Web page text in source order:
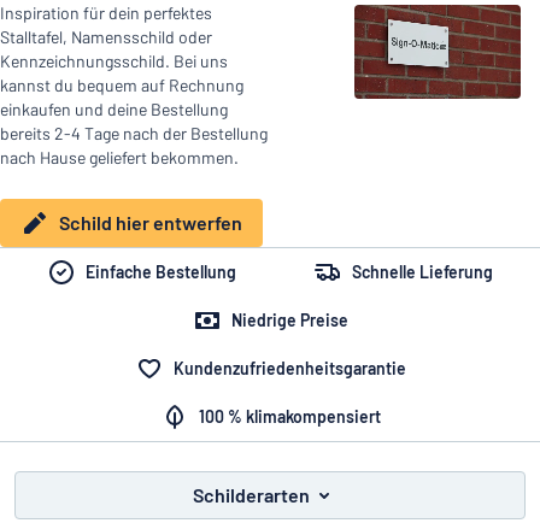
Verkehr und Fahrzeuge
Aufkleber
Namensschilder
Kennzeichnung
Alle Kategorien anzeigen
Das Gesuchte nicht gefunden? Schild hier entwerfen
Material
Branche
Haus
und
Heim
Büro
Arbeitsplatz
Alle Kategorien anzeigen
Privat / Firma
Inspiration für dein perfektes
Stalltafel, Namensschild oder
Kennzeichnungsschild. Bei uns
kannst du bequem auf Rechnung
einkaufen und deine Bestellung
bereits 2-4 Tage nach der Bestellung
nach Hause geliefert bekommen.
Schild hier entwerfen
Einfache Bestellung Schnelle Lieferung
Niedrige Preise
Kundenzufriedenheitsgarantie
100 % klimakompensiert
Schilderarten